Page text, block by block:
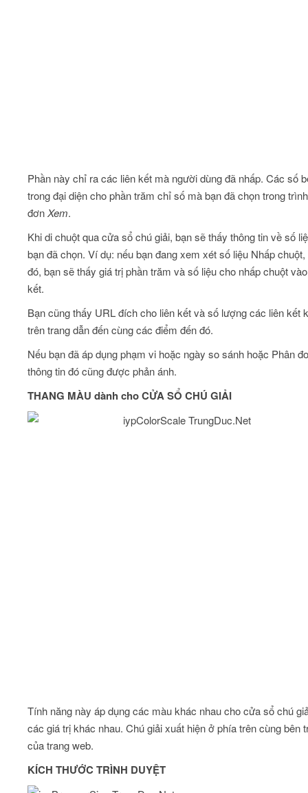
Phần này chỉ ra các liên kết mà người dùng đã nhấp. Các số
trong đại diện cho phần trăm chỉ số mà bạn đã chọn trong trình
đơnXem.
Khi di chuột qua cửa sổ chú giải, bạn sẽ thấy thông tin về số
bạn đã chọn. Ví dụ: nếu bạn đang xem xét số liệu Nhấp
đó, bạn sẽ thấy giá trị phần trăm và số liệu cho nhấp chuột
kết.
Bạn cũng thấy URL đích cho liên kết và số lượng các liên kết
trên trang dẫn đến cùng các điểm đến đó.
Nếu bạn đã áp dụng phạm vi hoặc ngày so sánh hoặc Phân
thông tin đó cũng được phản ánh.
THANG MÀU dành cho CỬA SỔ CHÚ GIẢI
Tính năng này áp dụng các màu khác nhau cho cửa sổ chú
các giá trị khác nhau. Chú giải xuất hiện ở phía trên cùng bên
của trang web.
KÍCH THƯỚC TRÌNH DUYỆT